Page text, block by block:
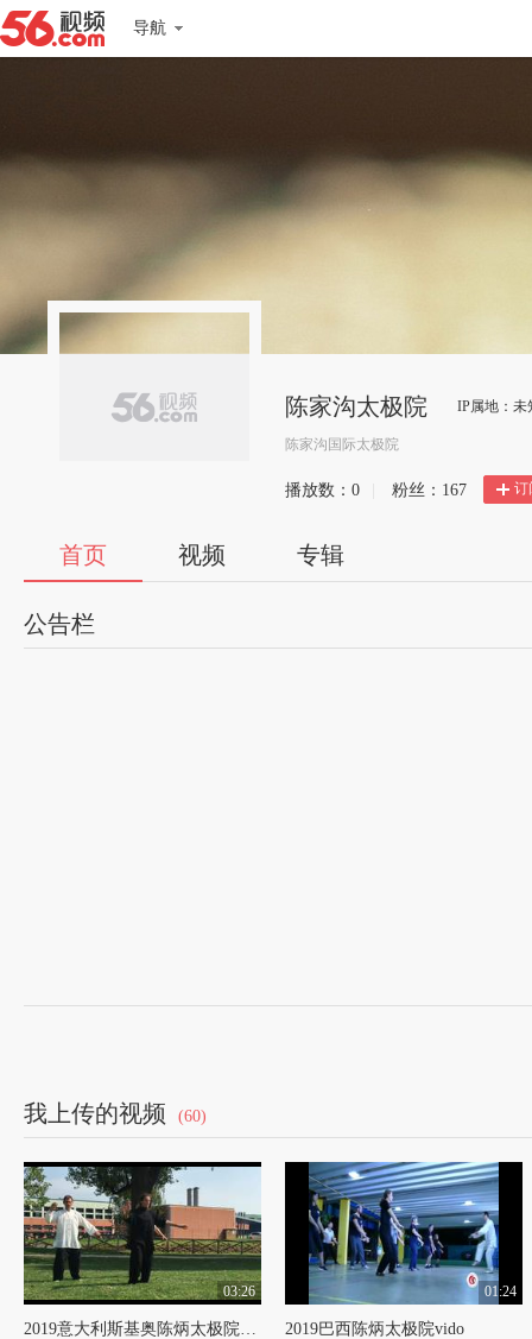
导航
陈家沟太极院 IP属地：未
陈家沟国际太极院
播放数： 0 粉丝： 167 订
首页 视频 专辑
公告栏
动员、后备教练员、未来太极明星而为青少年开设的
我上传的视频 (60)
03:26
2019意大利斯基奥陈炳太极院vido
01:24
2019巴西陈炳太极院vido